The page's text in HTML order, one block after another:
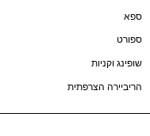
ספא
ספורט
שופינג וקניות
הריביירה הצרפתית